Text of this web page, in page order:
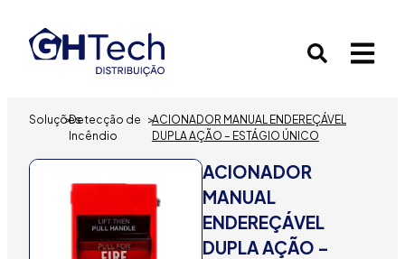
Soluções
>Detecção de
Incêndio
>ACIONADOR MANUAL ENDEREÇÁVEL
DUPLA AÇÃO – ESTÁGIO ÚNICO
ACIONADOR
MANUAL
ENDEREÇÁVEL
DUPLA AÇÃO –